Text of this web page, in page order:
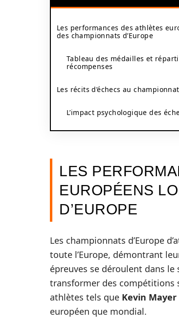
Les performances des athlètes
des championnats d’Europe
Tableau des médailles et
récompenses
Les récits d’échecs au
L’impact psychologique des
LES
EUROPÉENS
D’EUROPE
Les championnats d’Europe
toute l’Europe, démontrant
épreuves se déroulent dans
transformer des compétitions
athlètes tels que Kevin Mayer
européen que mondial.